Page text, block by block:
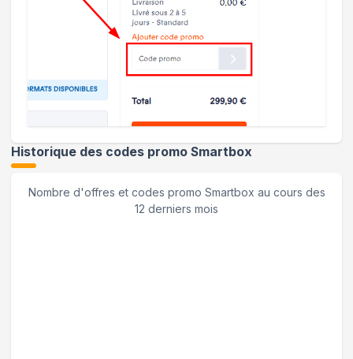
Historique des codes promo Smartbox
Nombre d'offres et codes promo Smartbox au cours des
12 derniers mois